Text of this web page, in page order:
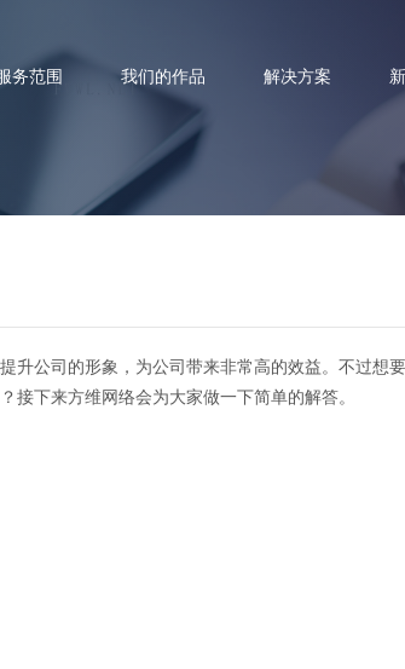
务范围 我们的作品 解决方案
择时应该考虑哪些方
公司的形象，为公司带来非常高的效益。不过想
接下来方维网络会为大家做一下简单的解答。